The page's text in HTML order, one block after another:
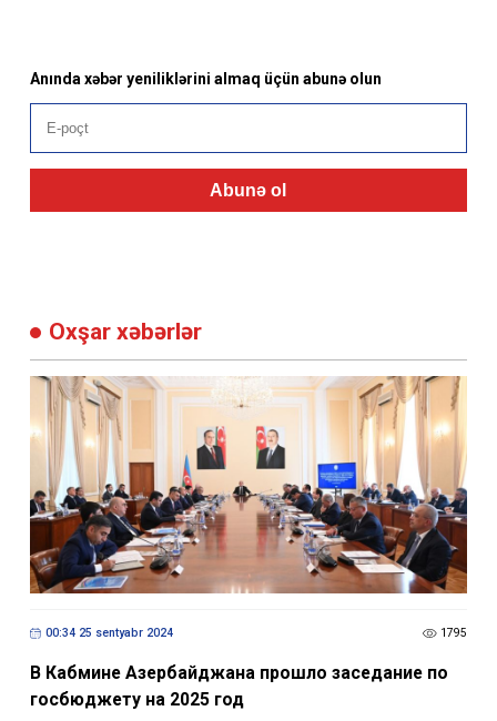
Anında xəbər yeniliklərini almaq üçün abunə olun
Abunə ol
Oxşar xəbərlər
00:34 25 sentyabr 2024 1795
В Кабмине Азербайджана прошло заседание по
госбюджету на 2025 год